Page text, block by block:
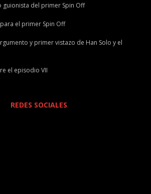
guionista del primer Spin Off
el primer Spin Off
y primer vistazo de Han Solo y el
el episodio VII
REDES SOCIALES